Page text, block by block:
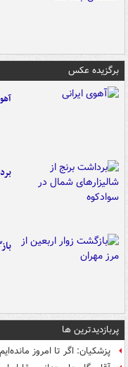
برگزیده عکس
پربازدیدترین ها
پزشکیان: اگر تا امروز